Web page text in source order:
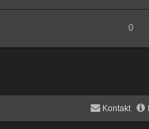
0
Kontakt